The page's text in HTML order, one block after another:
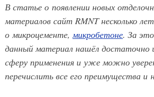
В статье о появлении новых
материалов сайт RMNT несколько
о микроцементе,микробетоне. За
данный материал нашёл достаточно
сферу применения и уже можно
перечислить все его преимущества и